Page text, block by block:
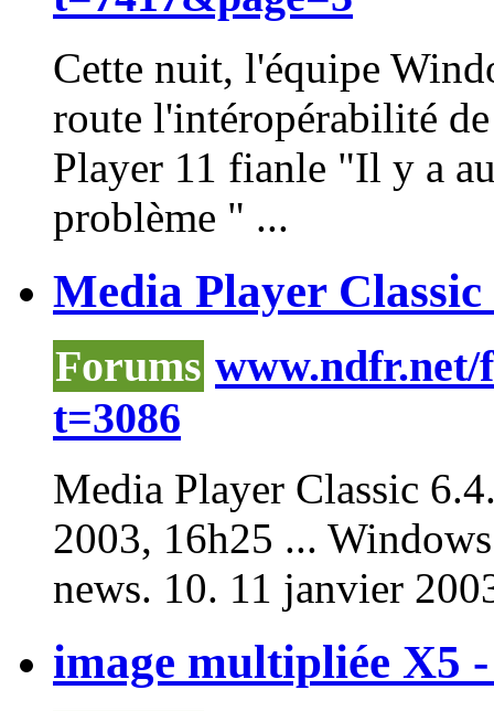
Cette nuit, l'équipe
route l'intéropérabilité
Player 11 fianle "Il y a
problème " ...
Media Player Classic
Forums www.ndfr.net/
t=3086
Media Player Classic
2003, 16h25 ... Windows
news. 10. 11 janvier
image multipliée X5